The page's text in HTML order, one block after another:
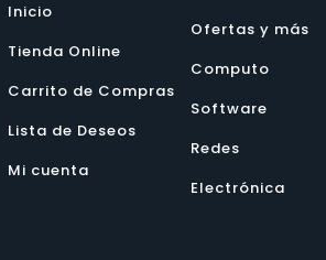
Inicio
Tienda Online
Carrito de Compras
Lista de Deseos
Mi cuenta
Ofertas y más
Computo
Software
Redes
Electrónica